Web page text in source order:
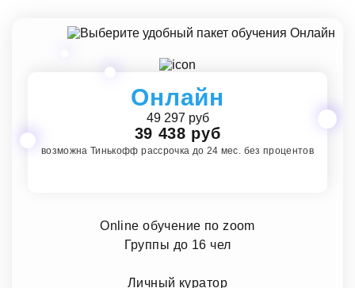
Онлайн
49 297 руб
39 438 руб
возможна Тинькофф рассрочка до 24 мес. без процентов
Online обучение по zoom
Группы до 16 чел
Личный куратор